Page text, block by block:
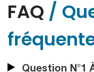
FAQ /
Question N°1